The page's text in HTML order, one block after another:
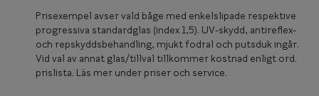
Prisexempel avser vald båge med enkelslipade respektive
progressiva standardglas (index 1,5). UV-skydd, antireflex-
och repskyddsbehandling, mjukt fodral och putsduk ingår.
Vid val av annat glas/tillval tillkommer kostnad enligt ord.
prislista. Läs mer under priser och service.